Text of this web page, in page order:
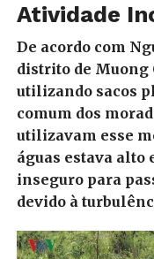
Atividade
De acordo com
distrito de Muong
utilizando sacos
comum dos
utilizavam esse
águas estava alto
inseguro para
devido à